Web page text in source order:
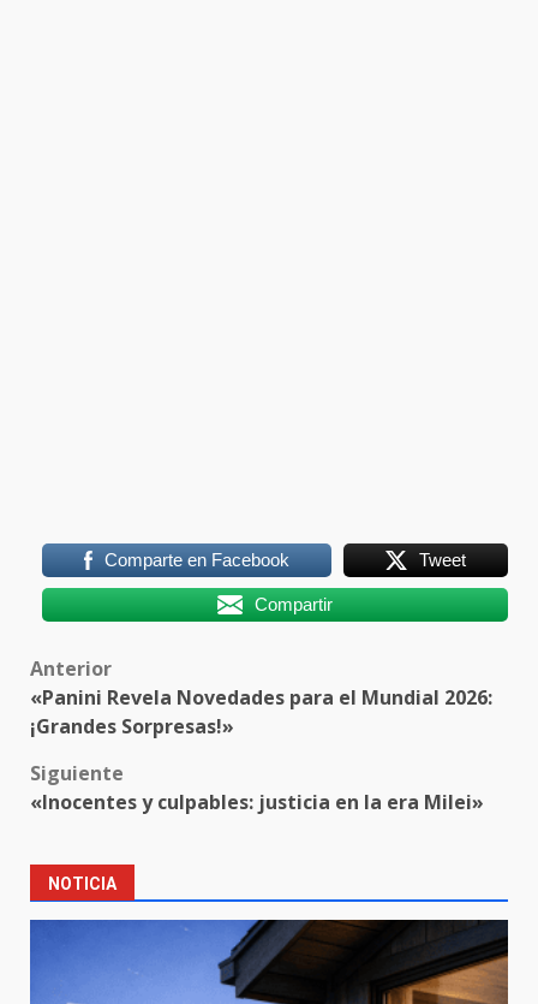
Comparte en Facebook Tweet
Compartir
Post
navigation
Anterior
«Panini Revela Novedades para el Mundial 2026:
¡Grandes Sorpresas!»
Siguiente
«Inocentes y culpables: justicia en la era Milei»
NOTICIA